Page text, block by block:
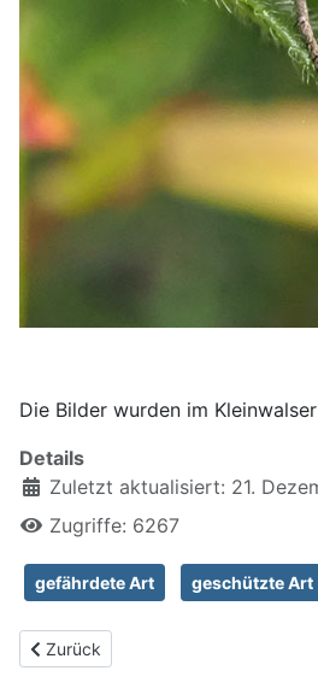
Die Bilder wurden im
Details
Zuletzt aktualisiert: 21.
Zugriffe: 6267
gefährdete Art geschützte Art
Vorheriger Beitrag:
Zurück